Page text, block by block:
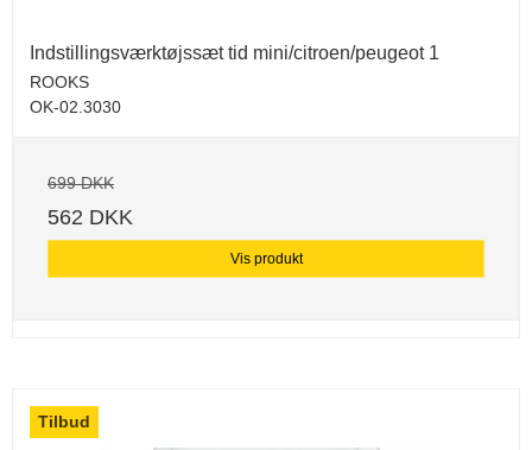
Indstillingsværktøjssæt tid mini/citroen/peugeot 1
ROOKS
OK-02.3030
699 DKK
562 DKK
Vis produkt
Tilbud